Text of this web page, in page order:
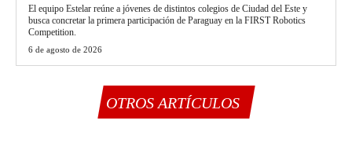
El equipo Estelar reúne a jóvenes de distintos colegios de Ciudad del Este y
busca concretar la primera participación de Paraguay en la FIRST Robotics
Competition.
6 de agosto de 2026
OTROS ARTÍCULOS